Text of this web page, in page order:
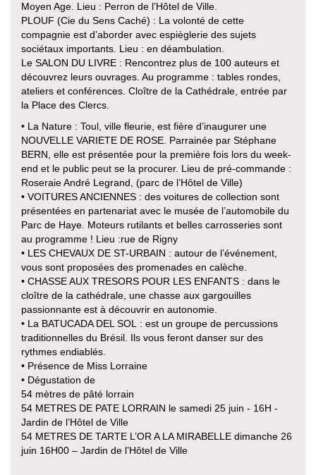
Moyen Age. Lieu : Perron de l’Hôtel de Ville.
PLOUF (Cie du Sens Caché) : La volonté de cette
compagnie est d’aborder avec espièglerie des sujets
sociétaux importants. Lieu : en déambulation.
Le SALON DU LIVRE : Rencontrez plus de 100 auteurs et
découvrez leurs ouvrages. Au programme : tables rondes,
ateliers et conférences. Cloître de la Cathédrale, entrée par
la Place des Clercs.
• La Nature : Toul, ville fleurie, est fière d’inaugurer une
NOUVELLE VARIETE DE ROSE. Parrainée par Stéphane
BERN, elle est présentée pour la première fois lors du week-
end et le public peut se la procurer. Lieu de pré-commande :
Roseraie André Legrand, (parc de l’Hôtel de Ville)
• VOITURES ANCIENNES : des voitures de collection sont
présentées en partenariat avec le musée de l’automobile du
Parc de Haye. Moteurs rutilants et belles carrosseries sont
au programme ! Lieu :rue de Rigny
• LES CHEVAUX DE ST-URBAIN : autour de l’événement,
vous sont proposées des promenades en calèche.
• CHASSE AUX TRESORS POUR LES ENFANTS : dans le
cloître de la cathédrale, une chasse aux gargouilles
passionnante est à découvrir en autonomie.
• La BATUCADA DEL SOL : est un groupe de percussions
traditionnelles du Brésil. Ils vous feront danser sur des
rythmes endiablés.
• Présence de Miss Lorraine
• Dégustation de
54 mètres de pâté lorrain
54 METRES DE PATE LORRAIN le samedi 25 juin - 16H -
Jardin de l’Hôtel de Ville
54 METRES DE TARTE L’OR A LA MIRABELLE dimanche 26
juin 16H00 – Jardin de l’Hôtel de Ville